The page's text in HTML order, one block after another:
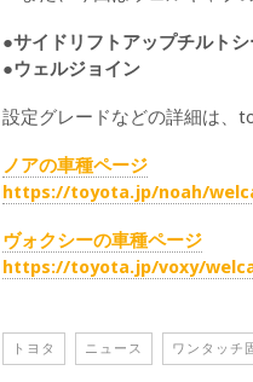
●サイドリフトアップチルト
●ウェルジョイン
設定グレードなどの詳細は、
ノアの車種ページ
https://toyota.jp/noah/
ヴォクシーの車種ページ
https://toyota.jp/voxy/
トヨタ ニュース ワンタッチ